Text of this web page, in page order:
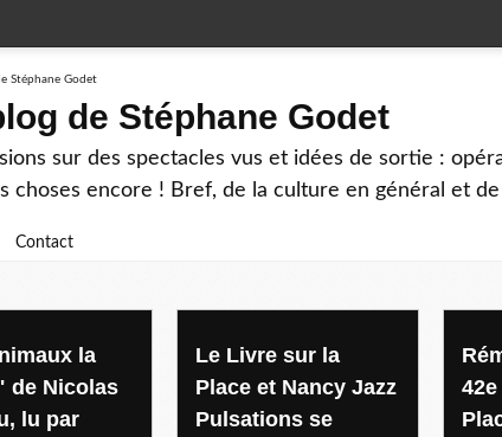
de Stéphane Godet
sur des spectacles vus et idées de sortie :
choses encore ! Bref, de la culture en général et
Contact
livre
la
de Nicolas
lu par
Le Livre sur la
Place et Nancy Jazz
Pulsations se